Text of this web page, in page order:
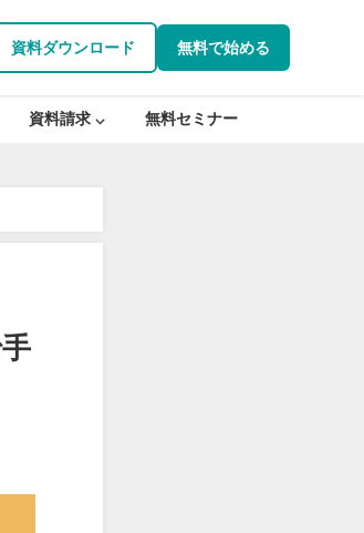
資料ダウンロード 無料で始める
資料請求 ⌵ 無料セミナー